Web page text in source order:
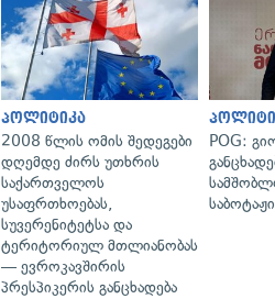
პოლიტიკა
2008 წლის ომის შედეგები
დღემდე ძირს უთხრის
საქართველოს
უსაფრთხოებას,
სუვერენიტეტსა და
ტერიტორიულ მთლიანობას
— ევროკავშირის
პრესპიკერის განცხადება
POG: